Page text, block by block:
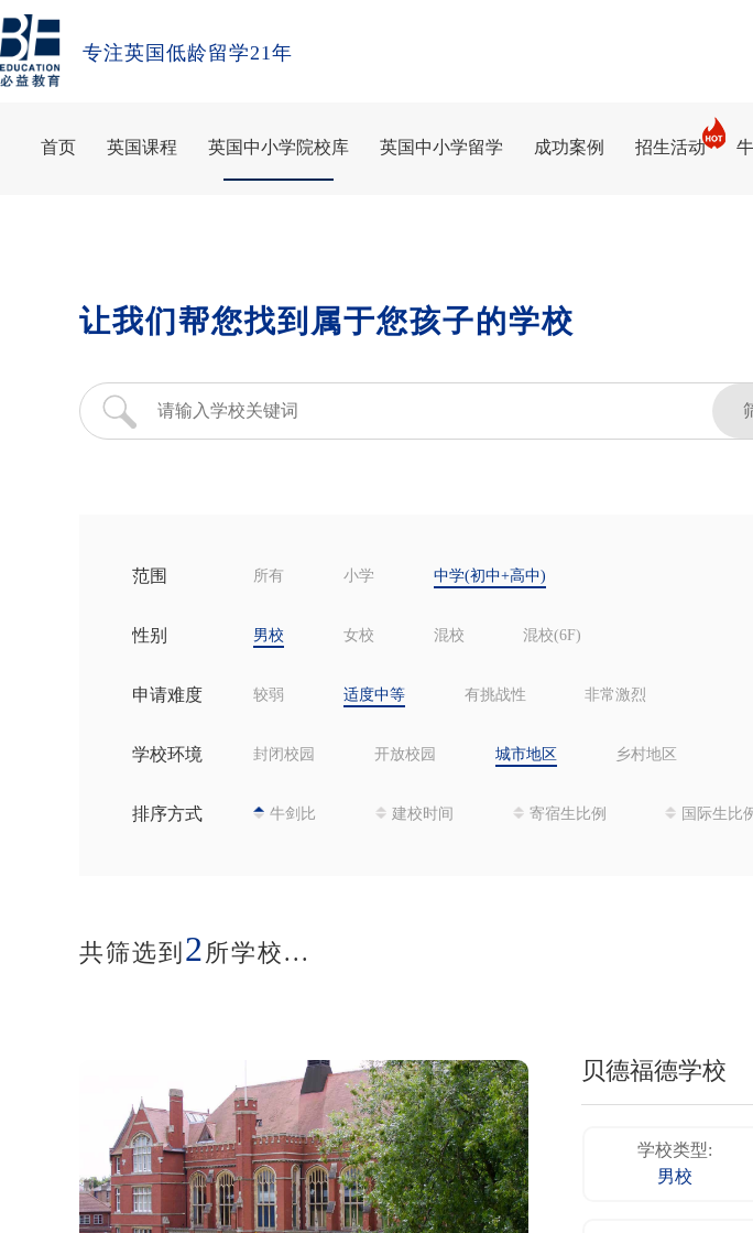
专注英国低龄留学21年
首页 英国课程 英国中小学院校库 英国中小学留学 成功案例 招生活动
让我们帮您找到属于您孩子的学校
范围 所有 小学 中学(初中+高中)
性别 男校 女校 混校 混校(6F)
申请难度 较弱 适度中等 有挑战性 非常激烈
学校环境 封闭校园 开放校园 城市地区 乡村地区
排序方式 牛剑比 建校时间 寄宿生比例 国际生比
共筛选到 2所学校...
贝德福德学校
学校类型:
男校